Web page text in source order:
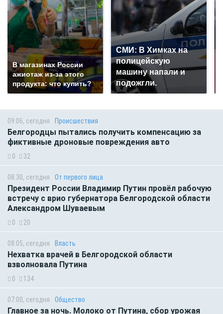
В магазинах России
ажиотаж из-за этого
продукта: что купить?
СМИ: В Химках на
полицейскую
машину напали и
подожгли.
09:06, сегодня Происшествия
Белгородцы пытались получить компенсацию за
фиктивные дроновые повреждения авто
0 32
08:30, сегодня От первого лица
Президент России Владимир Путин провёл рабочую
встречу с врио губернатора Белгородской области
Александром Шуваевым
0 20
08:05, сегодня Власть
Нехватка врачей в Белгородской области
взволновала Путина
0 134
07:00, сегодня Общество
Главное за ночь. Молоко от Путина, сбор урожая